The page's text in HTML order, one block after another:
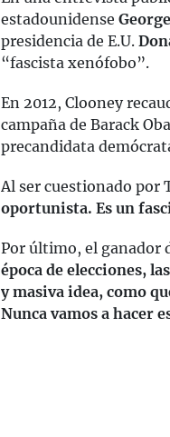
estadounidense
presidencia de E.U.
“fascista xenófobo”.
En 2012, Clooney
campaña de Barack
precandidata
Al ser cuestionado por
oportunista. Es un
Por último, el ganador
época de elecciones,
y masiva idea, como
Nunca vamos a hacer